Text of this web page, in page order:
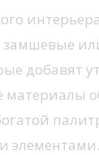
замшевые
добавят
материалы
элементами.